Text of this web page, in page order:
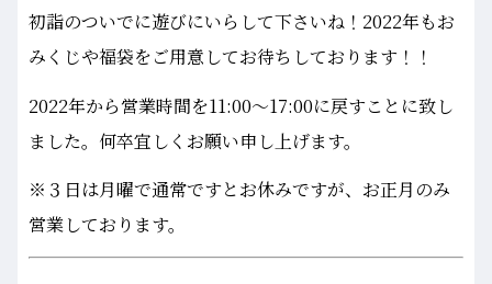
初詣のついでに遊びにいらして下さいね！2022年もお
みくじや福袋をご用意してお待ちしております！！
2022年から営業時間を11:00～17:00に戻すことに致し
ました。何卒宜しくお願い申し上げます。
※３日は月曜で通常ですとお休みですが、お正月のみ
営業しております。